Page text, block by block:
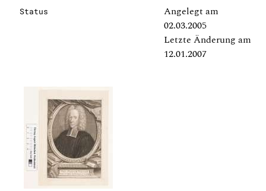
Status
Angelegt am
02.03.2005
Letzte Änderung am
12.01.2007